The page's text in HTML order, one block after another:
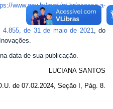
www.gov.br/mcti/pt-br/acesso-a-
4.855, de 31 de maio de 2021, do
data de sua publicação.
LUCIANA SANTOS
de 07.02.2024, Seção , Pág. 8.